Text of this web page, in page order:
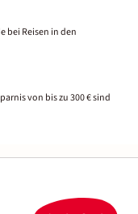
bei Reisen in den
von bis zu 300 € sind